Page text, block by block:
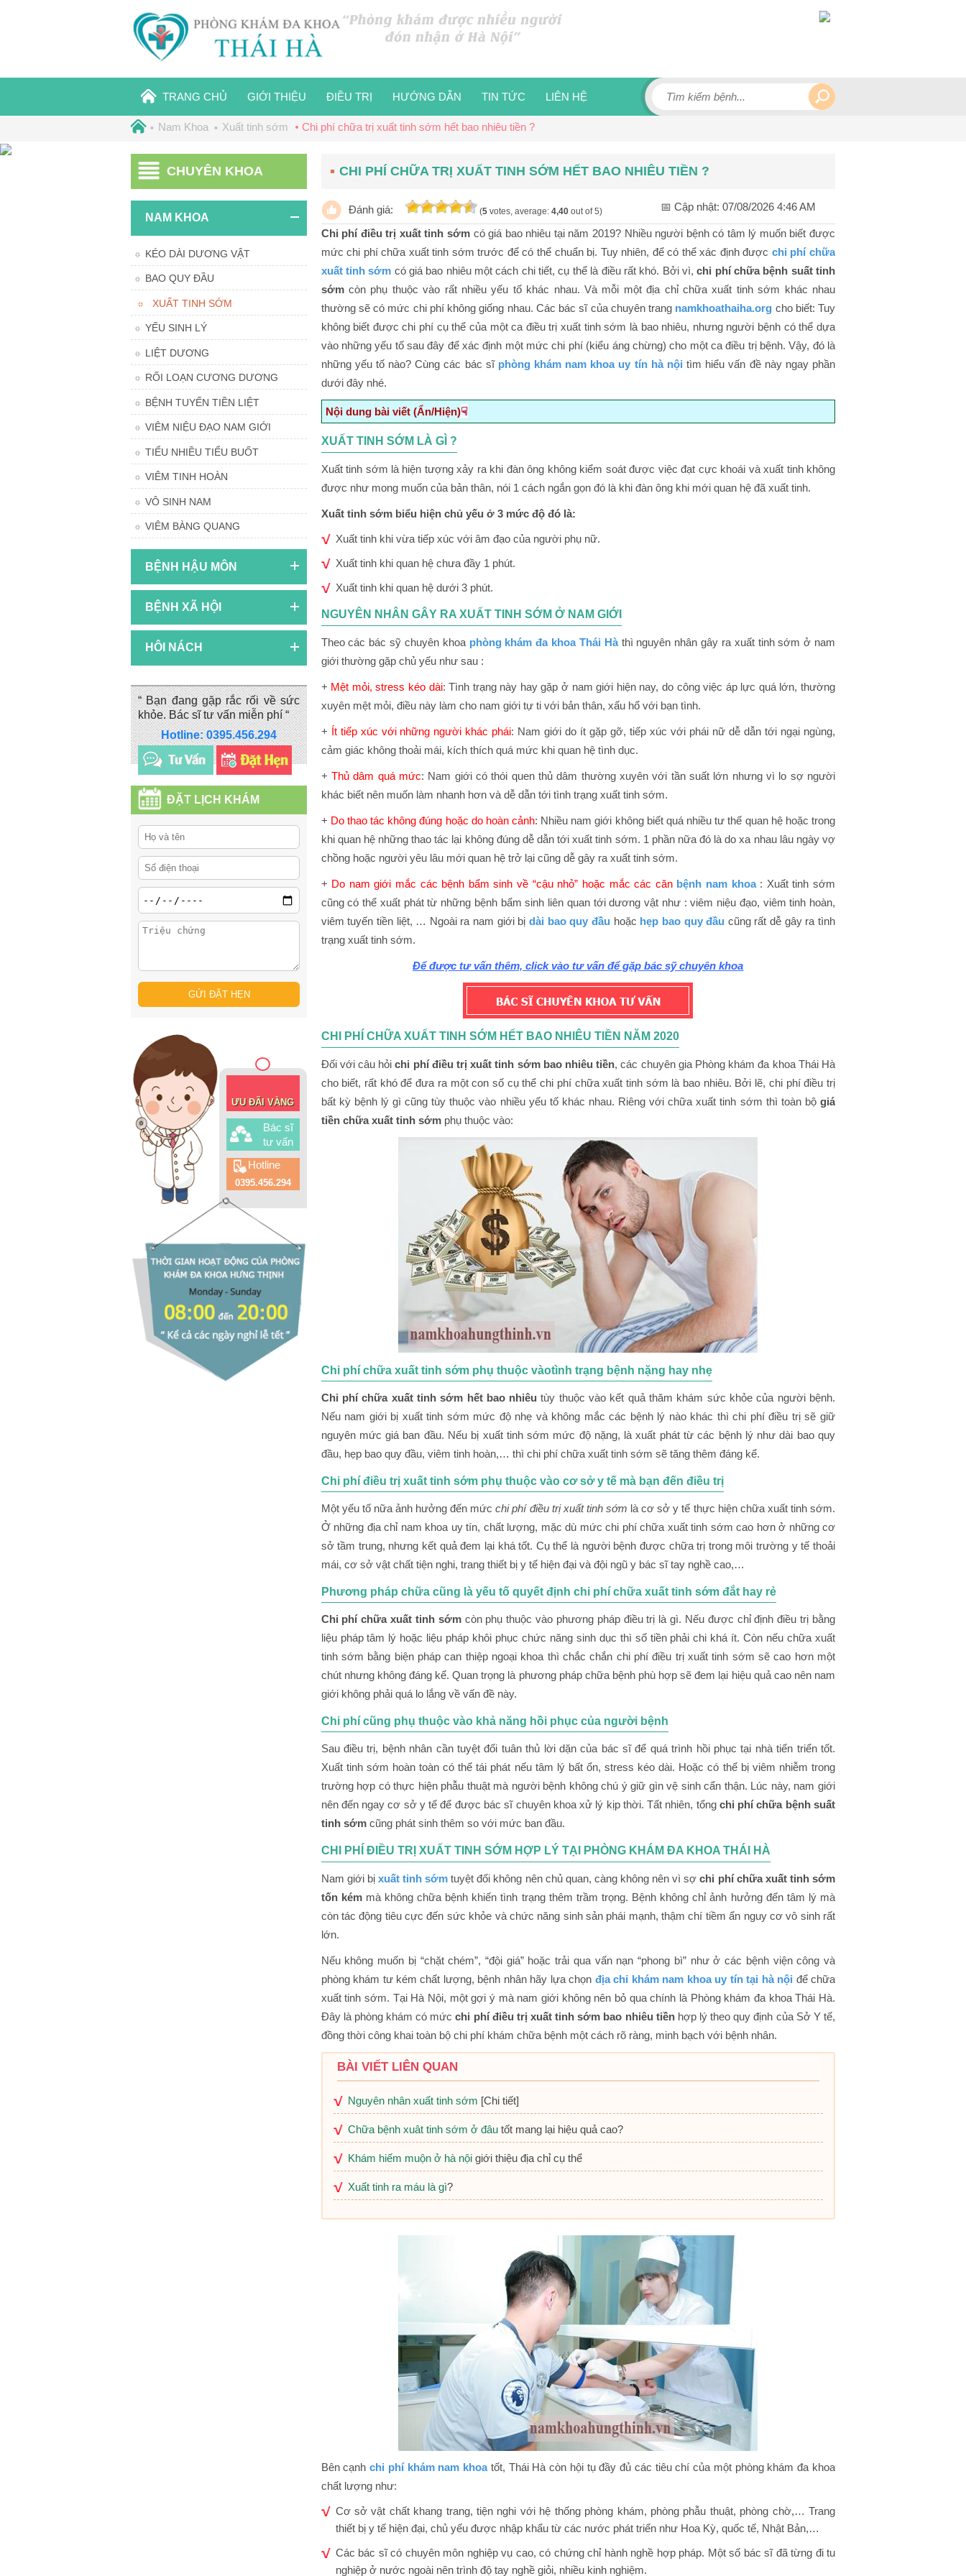
TRANG CHỦ GIỚI THIỆU ĐIỀU TRỊ HƯỚNG DẪN TIN TỨC LIÊN HỆ
Nam Khoa Xuất tinh sớm Chi phí chữa trị xuất tinh sớm hết bao nhiêu tiền ?
CHUYÊN KHOA
NAM KHOA
KÉO DÀI DƯƠNG VẬT
BAO QUY ĐẦU
XUẤT TINH SỚM
YẾU SINH LÝ
LIỆT DƯƠNG
RỐI LOẠN CƯƠNG DƯƠNG
BỆNH TUYẾN TIỀN LIỆT
VIÊM NIỆU ĐẠO NAM GIỚI
TIỂU NHIỀU TIỂU BUỐT
VIÊM TINH HOÀN
VÔ SINH NAM
VIÊM BÀNG QUANG
BỆNH HẬU MÔN
BỆNH XÃ HỘI
HÔI NÁCH
“ Bạn đang gặp rắc rối về sức
khỏe. Bác sĩ tư vấn miễn phí “
Hotline: 0395.456.294
ĐẶT LỊCH KHÁM
ƯU ĐÃI VÀNG
Bác sĩ
tư vấn
Hotline
0395.456.294
CHI PHÍ CHỮA TRỊ XUẤT TINH SỚM HẾT BAO NHIÊU TIỀN ?
Đánh giá: (5votes, average: 4,40out of 5) 📅 Cập nhật: 07/08/2026 4:46 AM
Chi phí điều trị xuất tinh sớm có giá bao nhiêu tại năm 2019? Nhiều người bệnh có tâm lý muốn biết được
mức chi phí chữa xuất tinh sớm trước để có thể chuẩn bị. Tuy nhiên, để có thể xác định được chi phí chữa
xuất tinh sớm có giá bao nhiêu một cách chi tiết, cụ thể là điều rất khó. Bởi vì,chi phí chữa bệnh suất tinh
sớmcòn phụ thuộc vào rất nhiều yếu tố khác nhau. Và mỗi một địa chỉ chữa xuất tinh sớm khác nhau
thường sẽ có mức chi phí không giống nhau. Các bác sĩ của chuyên trang namkhoathaiha.org cho biết: Tuy
không biết được chi phí cụ thể của một ca điều trị xuất tinh sớm là bao nhiêu, nhưng người bệnh có thể dựa
vào những yếu tố sau đây để xác định một mức chi phí (kiểu áng chừng) cho một ca điều trị bệnh. Vậy, đó là
những yếu tố nào? Cùng các bác sĩ phòng khám nam khoa uy tín hà nội tìm hiểu vấn đề này ngay phần
dưới đây nhé.
Nội dung bài viết (Ẩn/Hiện)☟
Xuất tinh sớm là gì ?
Nguyên nhân gây ra xuất tinh sớm ở nam giới
Chi phí chữa xuất tinh sớm hết bao nhiêu tiền năm 2020
XUẤT TINH SỚM LÀ GÌ ?
Xuất tinh sớm là hiện tượng xảy ra khi đàn ông không kiểm soát được việc đạt cực khoái và xuất tinh không
được như mong muốn của bản thân, nói 1 cách ngắn gọn đó là khi đàn ông khi mới quan hệ đã xuất tinh.
Xuất tinh sớm biểu hiện chủ yếu ở 3 mức độ đó là:
Xuất tinh khi vừa tiếp xúc với âm đạo của người phụ nữ.
Xuất tinh khi quan hệ chưa đầy 1 phút.
Xuất tinh khi quan hệ dưới 3 phút.
NGUYÊN NHÂN GÂY RA XUẤT TINH SỚM Ở NAM GIỚI
Theo các bác sỹ chuyên khoa phòng khám đa khoa Thái Hàthì nguyên nhân gây ra xuất tinh sớm ở nam
giới thường gặp chủ yếu như sau :
+ Mệt mỏi, stress kéo dài: Tình trạng này hay gặp ở nam giới hiện nay, do công việc áp lực quá lớn, thường
xuyên mệt mỏi, điều này làm cho nam giới tự ti với bản thân, xấu hổ với bạn tình.
+ Ít tiếp xúc với những người khác phái: Nam giới do ít gặp gỡ, tiếp xúc với phái nữ dễ dẫn tới ngại ngùng,
cảm giác không thoải mái, kích thích quá mức khi quan hệ tình dục.
+ Thủ dâm quá mức: Nam giới có thói quen thủ dâm thường xuyên với tần suất lớn nhưng vì lo sợ người
khác biết nên muốn làm nhanh hơn và dễ dẫn tới tình trạng xuất tinh sớm.
+ Do thao tác không đúng hoặc do hoàn cảnh: Nhiều nam giới không biết quá nhiều tư thế quan hệ hoặc trong
khi quan hệ những thao tác lại không đúng dễ dẫn tới xuất tinh sớm. 1 phần nữa đó là do xa nhau lâu ngày vợ
chồng hoặc người yêu lâu mới quan hệ trở lại cũng dễ gây ra xuất tinh sớm.
+ Do nam giới mắc các bệnh bẩm sinh về “cậu nhỏ” hoặc mắc các căn bệnh nam khoa: Xuất tinh sớm
cũng có thể xuất phát từ những bệnh bẩm sinh liên quan tới dương vật như : viêm niệu đạo, viêm tinh hoàn,
viêm tuyến tiền liệt, … Ngoài ra nam giới bịdài bao quy đầu hoặc hẹp bao quy đầu cũng rất dễ gây ra tình
trạng xuất tinh sớm.
Để được tư vấn thêm, click vào tư vấn để gặp bác sỹ chuyên khoa
CHI PHÍ CHỮA XUẤT TINH SỚM HẾT BAO NHIÊU TIỀN NĂM 2020
Đối với câu hỏichi phí điều trị xuất tinh sớm bao nhiêu tiền, các chuyên gia Phòng khám đa khoa Thái Hà
cho biết, rất khó để đưa ra một con số cụ thể chi phí chữa xuất tinh sớm là bao nhiêu. Bởi lẽ, chi phí điều trị
bất kỳ bệnh lý gì cũng tùy thuộc vào nhiều yếu tố khác nhau. Riêng với chữa xuất tinh sớm thì toàn bộ giá
tiền chữa xuất tinh sớmphụ thuộc vào:
Chi phí chữa xuất tinh sớm phụ thuộc vàotình trạng bệnh nặng hay nhẹ
Chi phí chữa xuất tinh sớm hết bao nhiêu tùy thuộc vào kết quả thăm khám sức khỏe của người bệnh.
Nếu nam giới bị xuất tinh sớm mức độ nhẹ và không mắc các bệnh lý nào khác thì chi phí điều trị sẽ giữ
nguyên mức giá ban đầu. Nếu bị xuất tinh sớm mức độ nặng, là xuất phát từ các bệnh lý như dài bao quy
đầu, hẹp bao quy đầu, viêm tinh hoàn,… thì chi phí chữa xuất tinh sớm sẽ tăng thêm đáng kể.
Chi phí điều trị xuất tinh sớm phụ thuộc vào cơ sở y tế mà bạn đến điều trị
Một yếu tố nữa ảnh hưởng đến mứcchi phí điều trị xuất tinh sớm là cơ sở y tế thực hiện chữa xuất tinh sớm.
Ở những địa chỉ nam khoa uy tín, chất lượng, mặc dù mức chi phí chữa xuất tinh sớm cao hơn ở những cơ
sở tầm trung, nhưng kết quả đem lại khá tốt. Cụ thể là người bệnh được chữa trị trong môi trường y tế thoải
mái, cơ sở vật chất tiện nghi, trang thiết bị y tế hiện đại và đội ngũ y bác sĩ tay nghề cao,…
Phương pháp chữa cũng là yếu tố quyết định chi phí chữa xuất tinh sớm đắt hay rẻ
Chi phí chữa xuất tinh sớm còn phụ thuộc vào phương pháp điều trị là gì. Nếu được chỉ định điều trị bằng
liệu pháp tâm lý hoặc liệu pháp khôi phục chức năng sinh dục thì số tiền phải chi khá ít. Còn nếu chữa xuất
tinh sớm bằng biện pháp can thiệp ngoại khoa thì chắc chắn chi phí điều trị xuất tinh sớm sẽ cao hơn một
chút nhưng không đáng kể. Quan trọng là phương pháp chữa bệnh phù hợp sẽ đem lại hiệu quả cao nên nam
giới không phải quá lo lắng về vấn đề này.
Chi phí cũng phụ thuộc vào khả năng hồi phục của người bệnh
Sau điều trị, bệnh nhân cần tuyệt đối tuân thủ lời dặn của bác sĩ để quá trình hồi phục tại nhà tiến triển tốt.
Xuất tinh sớm hoàn toàn có thể tái phát nếu tâm lý bất ổn, stress kéo dài. Hoặc có thể bị viêm nhiễm trong
trường hợp có thực hiện phẫu thuật mà người bệnh không chú ý giữ gìn vệ sinh cẩn thận. Lúc này, nam giới
nên đến ngay cơ sở y tế để được bác sĩ chuyên khoa xử lý kịp thời. Tất nhiên, tổng chi phí chữa bệnh suất
tinh sớmcũng phát sinh thêm so với mức ban đầu.
CHI PHÍ ĐIỀU TRỊ XUẤT TINH SỚM HỢP LÝ TẠI PHÒNG KHÁM ĐA KHOA THÁI HÀ
Nam giới bị xuất tinh sớm tuyệt đối không nên chủ quan, càng không nên vì sợchi phí chữa xuất tinh sớm
tốn kémmà không chữa bệnh khiến tình trạng thêm trầm trọng. Bệnh không chỉ ảnh hưởng đến tâm lý mà
còn tác động tiêu cực đến sức khỏe và chức năng sinh sản phái mạnh, thậm chí tiềm ẩn nguy cơ vô sinh rất
lớn.
Nếu không muốn bị “chặt chém”, “đội giá” hoặc trải qua vấn nạn “phong bì” như ở các bệnh viện công và
phòng khám tư kém chất lượng, bệnh nhân hãy lựa chọn địa chỉ khám nam khoa uy tín tại hà nội để chữa
xuất tinh sớm. Tại Hà Nội, một gợi ý mà nam giới không nên bỏ qua chính là Phòng khám đa khoa Thái Hà.
Đây là phòng khám có mứcchi phí điều trị xuất tinh sớm bao nhiêu tiềnhợp lý theo quy định của Sở Y tế,
đồng thời công khai toàn bộ chi phí khám chữa bệnh một cách rõ ràng, minh bạch với bệnh nhân.
BÀI VIẾT LIÊN QUAN
Nguyên nhân xuất tinh sớm [Chi tiết]
Chữa bệnh xuât tinh sớm ở đâutốt mang lại hiệu quả cao?
Khám hiếm muộn ở hà nộigiới thiệu địa chỉ cụ thể
Xuất tinh ra máu là gì?
Bên cạnhchi phí khám nam khoatốt, Thái Hà còn hội tụ đầy đủ các tiêu chí của một phòng khám đa khoa
chất lượng như:
Cơ sở vật chất khang trang, tiện nghi với hệ thống phòng khám, phòng phẫu thuật, phòng chờ,… Trang
thiết bị y tế hiện đại, chủ yếu được nhập khẩu từ các nước phát triển như Hoa Kỳ, quốc tế, Nhật Bản,…
Các bác sĩ có chuyên môn nghiệp vụ cao, có chứng chỉ hành nghề hợp pháp. Một số bác sĩ đã từng đi tu
nghiệp ở nước ngoài nên trình độ tay nghề giỏi, nhiều kinh nghiệm.